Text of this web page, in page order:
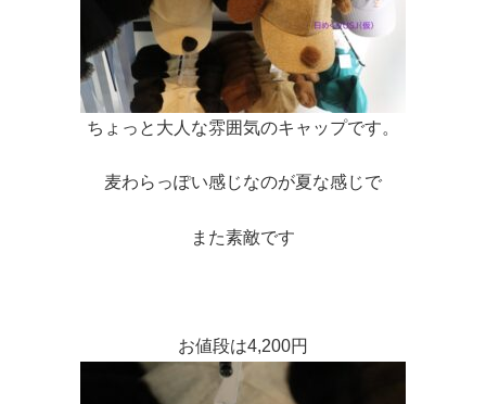
ちょっと大人な雰囲気のキャップです。
麦わらっぽい感じなのが夏な感じで
また素敵です
お値段は4,200円